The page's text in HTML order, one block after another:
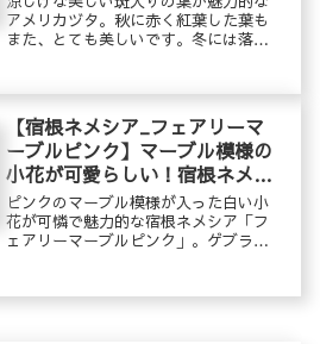
アメリカヅタ。秋に赤く紅葉した葉も
また、とても美しいです。冬には落葉
なので、ハンギングにしたり、トレリ
スに誘引して楽しむことができます。
【宿根ネメシア_フェアリーマ
ーブルピンク】マーブル模様の
小花が可愛らしい！宿根ネメシ
アの育て方
ピンクのマーブル模様が入った白い小
花が可憐で魅力的な宿根ネメシア「フ
ェアリーマーブルピンク」。ゲブラナ
ったネメシアです。ふわっと漂う甘い